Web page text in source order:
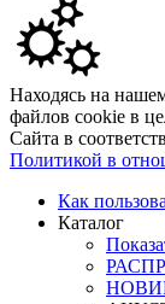
Находясь на
файлов cookie в
Сайта в
Политикой в
Как
Каталог